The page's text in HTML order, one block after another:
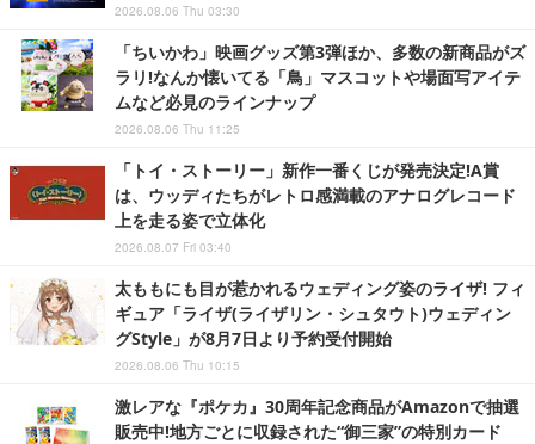
2026.08.06 Thu 03:30
「ちいかわ」映画グッズ第3弾ほか、多数の新商品がズ
ラリ!なんか懐いてる「鳥」マスコットや場面写アイテ
ムなど必見のラインナップ
2026.08.06 Thu 11:25
「トイ・ストーリー」新作一番くじが発売決定!A賞
は、ウッディたちがレトロ感満載のアナログレコード
上を走る姿で立体化
2026.08.07 Fri 03:40
太ももにも目が惹かれるウェディング姿のライザ! フィ
ギュア「ライザ(ライザリン・シュタウト)ウェディン
グStyle」が8月7日より予約受付開始
2026.08.06 Thu 10:15
激レアな『ポケカ』30周年記念商品がAmazonで抽選
販売中!地方ごとに収録された“御三家”の特別カード